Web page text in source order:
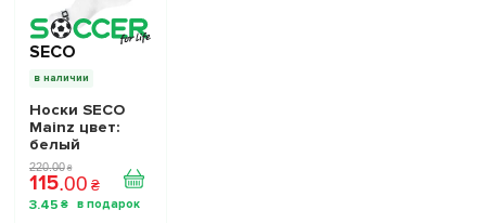
SECO
в наличии
Носки SECO
Mainz цвет:
белый
220.00 ₴
115.00 ₴
3.45 ₴